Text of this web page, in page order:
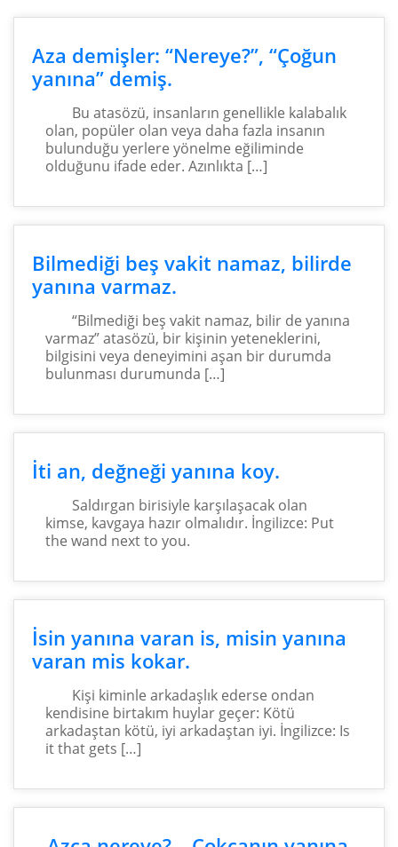
Aza demişler: “Nereye?”, “Çoğun
yanına” demiş.
Bu atasözü, insanların genellikle kalabalık
olan, popüler olan veya daha fazla insanın
bulunduğu yerlere yönelme eğiliminde
olduğunu ifade eder. Azınlıkta […]
Bilmediği beş vakit namaz, bilirde
yanına varmaz.
“Bilmediği beş vakit namaz, bilir de yanına
varmaz” atasözü, bir kişinin yeteneklerini,
bilgisini veya deneyimini aşan bir durumda
bulunması durumunda […]
İti an, değneği yanına koy.
Saldırgan birisiyle karşılaşacak olan
kimse, kavgaya hazır olmalıdır. İngilizce: Put
the wand next to you.
İsin yanına varan is, misin yanına
varan mis kokar.
Kişi kiminle arkadaşlık ederse ondan
kendisine birtakım huylar geçer: Kötü
arkadaştan kötü, iyi arkadaştan iyi. İngilizce: Is
it that gets […]